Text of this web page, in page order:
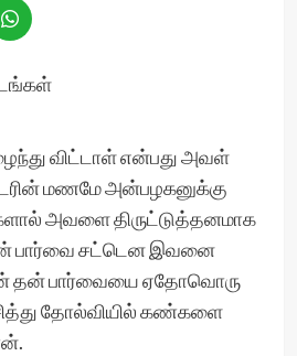
விட்டாள் என்பது அவள்
மணமே அன்பழகனுக்கு
அவளை திருட்டுத்தனமாக
பார்வை சட்டென இவனை
தன் பார்வையை ஏதோவொரு
தோல்வியில் கண்களை